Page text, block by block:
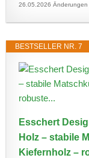
26.05.2026 Änderungen
BESTSELLER NR. 7
Esschert
Holz – stabile
Kiefernholz –